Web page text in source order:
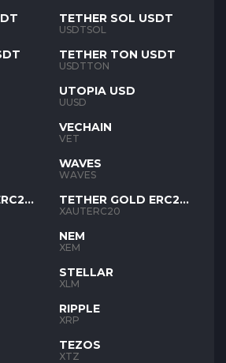
TETHER SOL USDT
USDTSOL
TETHER TON USDT
USDTTON
UTOPIA USD
UUSD
VECHAIN
VET
WAVES
WAVES
TETHER GOLD ERC20
XAUT
XAUTERC20
NEM
XEM
STELLAR
XLM
RIPPLE
XRP
TEZOS
XTZ